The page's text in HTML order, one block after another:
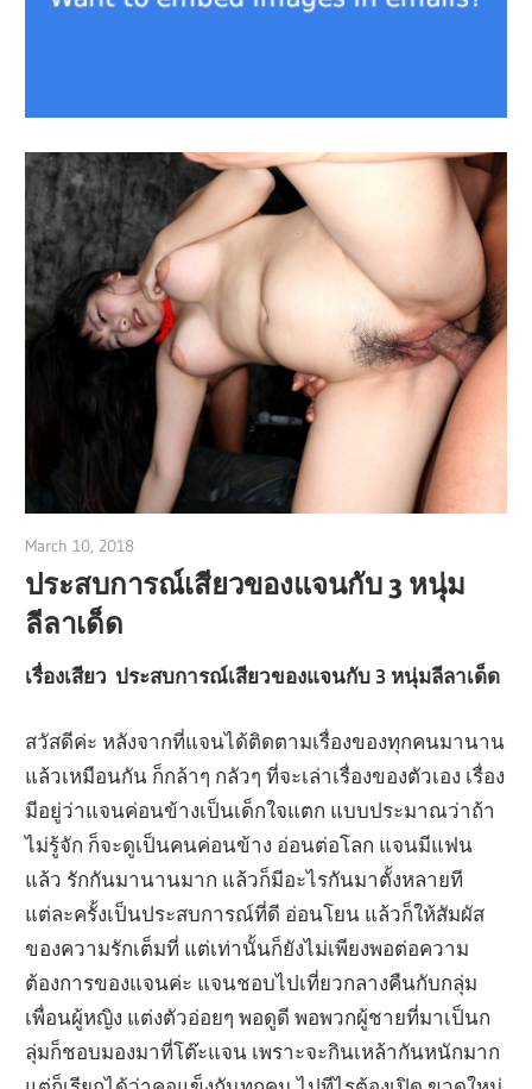
March 10, 2018
ประสบการณ์เสียวของแจนกับ 3 หนุ่ม
ลีลาเด็ด
เรื่องเสียว ประสบการณ์เสียวของแจนกับ 3 หนุ่มลีลาเด็ด
สวัสดีค่ะ หลังจากที่แจนได้ติดตามเรื่องของทุกคนมานาน
แล้วเหมือนกัน ก็กล้าๆ กลัวๆ ที่จะเล่าเรื่องของตัวเอง เรื่อง
มีอยู่ว่าแจนค่อนข้างเป็นเด็กใจแตก แบบประมาณว่าถ้า
ไม่รู้จัก ก็จะดูเป็นคนค่อนข้าง อ่อนต่อโลก แจนมีแฟน
แล้ว รักกันมานานมาก แล้วก็มีอะไรกันมาตั้งหลายที
แต่ละครั้งเป็นประสบการณ์ที่ดี อ่อนโยน แล้วก็ให้สัมผัส
ของความรักเต็มที่ แต่เท่านั้นก็ยังไม่เพียงพอต่อความ
ต้องการของแจนค่ะ แจนชอบไปเที่ยวกลางคืนกับกลุ่ม
เพื่อนผู้หญิง แต่งตัวอ่อยๆ พอดูดี พอพวกผู้ชายที่มาเป็นก
ลุ่มก็ชอบมองมาที่โต๊ะแจน เพราะจะกินเหล้ากันหนักมาก